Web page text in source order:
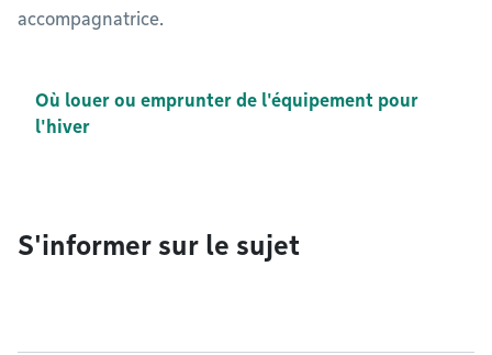
accompagnatrice.
Où louer ou emprunter de l'équipement pour
l'hiver
S'informer sur le sujet